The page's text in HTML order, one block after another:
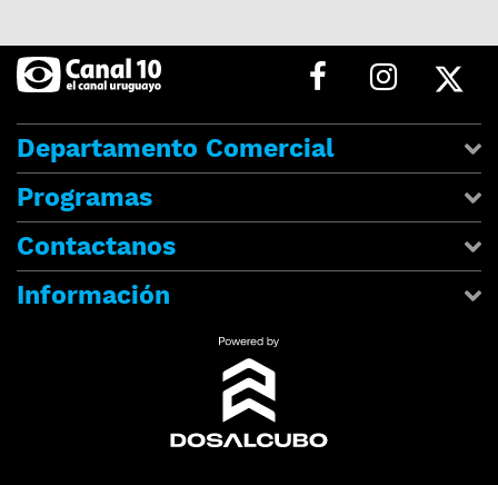
Departamento Comercial
Programas
Contactanos
Información